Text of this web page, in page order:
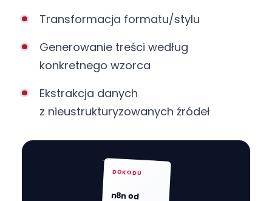
Transformacja formatu/stylu
Generowanie treści według
konkretnego wzorca
Ekstrakcja danych
z nieustrukturyzowanych źródeł
DOKODU
n8n od
zera do